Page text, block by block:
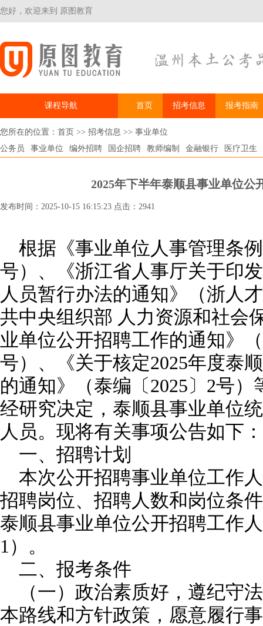
您好，欢迎来到 原图教育
课程导航 首页 招考信息 报考指南
您所在的位置： 首页 >> 招考信息 >> 事业单位
公务员
事业单位 编外招聘 国企招聘 教师编制 金融银行 医疗卫生
2025年下半年泰顺县事业单位公
发布时间：2025-10-15 16:15:23 点击：2941
根据《事业单位人事管理条
号）、《浙江省人事厅关于印
人员暂行办法的通知》（浙人
共中央组织部 人力资源和社会
业单位公开招聘工作的通知》
号）、《关于核定2025年度泰
的通知》（泰编〔2025〕2号
经研究决定，泰顺县事业单位
人员。现将有关事项公告如下：
一、招聘计划
本次公开招聘事业单位工作
招聘岗位、招聘人数和岗位条
泰顺县事业单位公开招聘工作
1）。
二、报考条件
（一）政治素质好，遵纪守
本路线和方针政策，愿意履行